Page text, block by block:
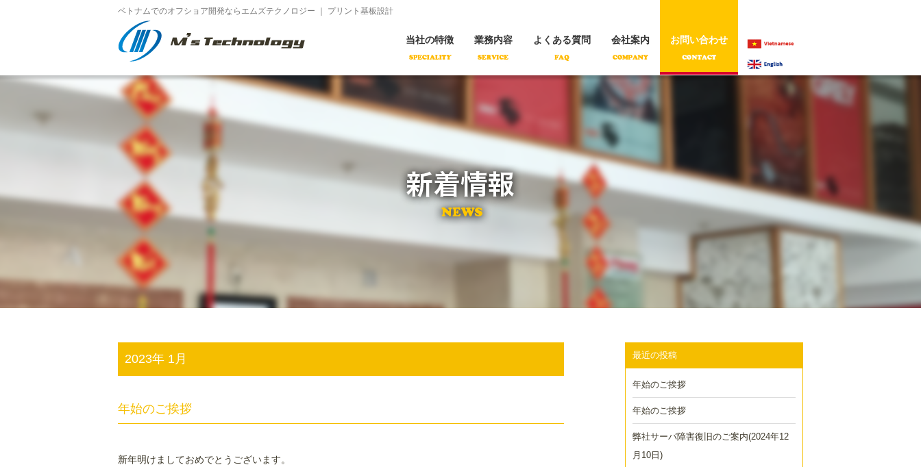
ベトナムでのオフショア開発ならエムズテクノロジー ｜ プリント基板設計
当社の特徴 業務内容 よくある質問 会社案内 お問い合わせ
VIETNAMESE
ENGLISH
2023年 1月
年始のご挨拶
新年明けましておめでとうございます。
最近の投稿
年始のご挨拶
年始のご挨拶
弊社サーバ障害復旧のご案内(2024年12
月10日)